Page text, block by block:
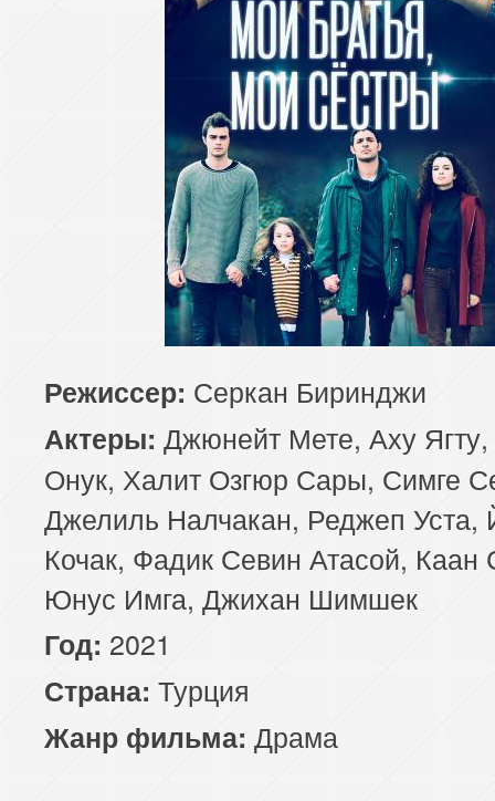
62 серия 63 серия
Режиссер: Серкан Биринджи
Актеры: Джюнейт Мете, Аху
Онук, Халит Озгюр Сары, Симге
Джелиль Налчакан, Реджеп Уста,
Кочак, Фадик Севин Атасой, Каан
Юнус Имга, Джихан Шимшек
Год: 2021
Страна: Турция
Жанр фильма: Драма